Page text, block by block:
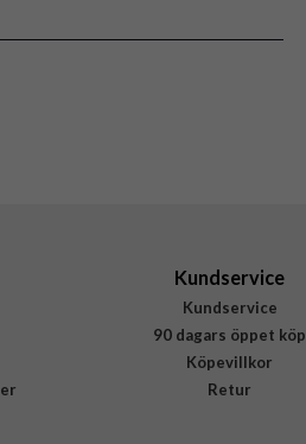
Stöttålig
Kundservice
Kundservice
90 dagars öppet köp
Köpevillkor
Retur